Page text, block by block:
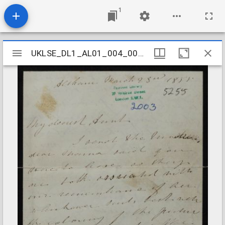
1
Mirador
viewer
UKLSE_DL1_AL01_004_008_0004
UKLSE_DL1_AL01_004_008_0004